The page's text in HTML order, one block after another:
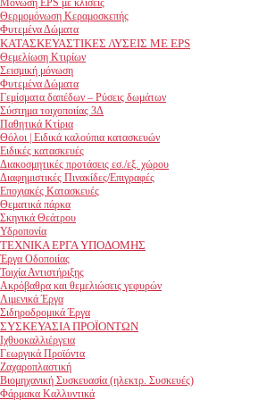
Μόνωση EPS με κλίσεις
Θερμομόνωση Κεραμοσκεπής
Φυτεμένα Δώματα
ΚΑΤΑΣΚΕΥΑΣΤΙΚΕΣ ΛΥΣΕΙΣ ΜΕ EPS
Θεμελίωση Κτιρίων
Σεισμική μόνωση
Φυτεμένα Δώματα
Γεμίσματα δαπέδων – Ρύσεις δωμάτων
Σύστημα τοιχοποιίας 3Δ
Παθητικά Κτίρια
Θόλοι | Ειδικά καλούπια κατασκευών
Ειδικές κατασκευές
Διακοσμητικές προτάσεις εσ./εξ. χώρου
Διαφημιστικές Πινακίδες/Επιγραφές
Εποχιακές Κατασκευές
Θεματικά πάρκα
Σκηνικά Θεάτρου
Υδροπονία
ΤΕΧΝΙΚΑ ΕΡΓΑ ΥΠΟΔΟΜΗΣ
Έργα Οδοποιίας
Τοιχία Αντιστήριξης
Ακρόβαθρα και θεμελιώσεις γεφυρών
Λιμενικά Έργα
Σιδηροδρομικά Έργα
ΣΥΣΚΕΥΑΣΙΑ ΠΡΟΪΟΝΤΩΝ
Ιχθυοκαλλιέργεια
Γεωργικά Προϊόντα
Ζαχαροπλαστική
Βιομηχανική Συσκευασία (ηλεκτρ. Συσκευές)
Φάρμακα Καλλυντικά